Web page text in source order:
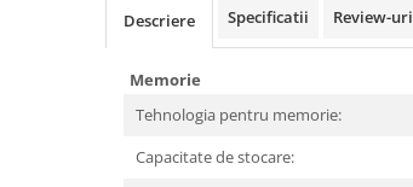
Descriere Specificatii Review-uri
Memorie
Tehnologia pentru memorie:
Capacitate de stocare: